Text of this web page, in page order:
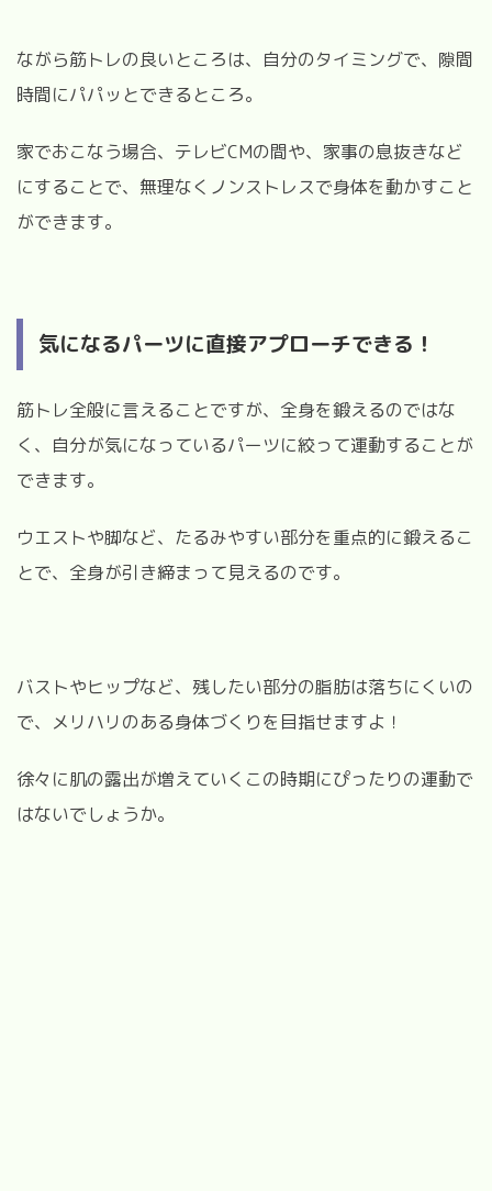
ながら筋トレの良いところは、自分のタイミングで、隙間
時間にパパッとできるところ。
家でおこなう場合、テレビCMの間や、家事の息抜きなど
にすることで、無理なくノンストレスで身体を動かすこと
ができます。
気になるパーツに直接アプローチできる！
筋トレ全般に言えることですが、全身を鍛えるのではな
く、自分が気になっているパーツに絞って運動することが
できます。
ウエストや脚など、たるみやすい部分を重点的に鍛えるこ
とで、全身が引き締まって見えるのです。
バストやヒップなど、残したい部分の脂肪は落ちにくいの
で、メリハリのある身体づくりを目指せますよ！
徐々に肌の露出が増えていくこの時期にぴったりの運動で
はないでしょうか。